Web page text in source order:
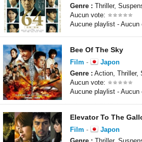
Genre : Thriller,
Aucun vote:
Aucune playlist - Aucun
Bee Of The Sky
Film -
Japon
Genre : Action, Thriller,
Aucun vote:
Aucune playlist - Aucun
Elevator To The
Film -
Japon